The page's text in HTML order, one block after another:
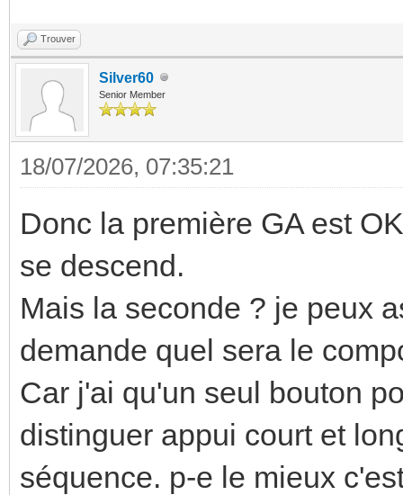
Trouver
Silver60
Senior Member
18/07/2026, 07:35:21
Donc la première GA est
se descend.
Mais la seconde ? je peux
demande quel sera le
Car j'ai qu'un seul bouton
distinguer appui court et
séquence. p-e le mieux